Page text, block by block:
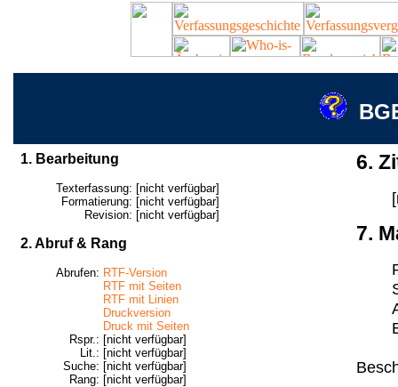
1. Bearbeitung
Texterfassung: [nicht verfügbar]
Formatierung: [nicht verfügbar]
Revision: [nicht verfügbar]
2. Abruf & Rang
Abrufen: RTF-Version
RTF mit Seiten
RTF mit Linien
Druckversion
Druck mit Seiten
Rspr.: [nicht verfügbar]
Lit.: [nicht verfügbar]
Suche: [nicht verfügbar]
Rang: [nicht verfügbar]
6.
7.